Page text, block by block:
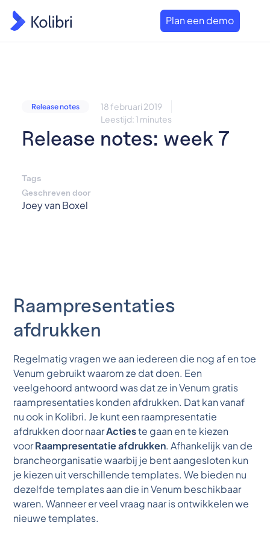
Plan een demo
Release notes
18 februari 2019
Leestijd: 1 minutes
Release notes: week 7
Tags
Geschreven door
Joey van Boxel
Raampresentaties
afdrukken
Regelmatig vragen we aan iedereen die nog af en toe
Venum gebruikt waarom ze dat doen. Een
veelgehoord antwoord was dat ze in Venum gratis
raampresentaties konden afdrukken. Dat kan vanaf
nu ook in Kolibri. Je kunt een raampresentatie
afdrukken door naarActieste gaan en te kiezen
voorRaampresentatie afdrukken. Afhankelijk van de
brancheorganisatie waarbij je bent aangesloten kun
je kiezen uit verschillende templates. We bieden nu
dezelfde templates aan die in Venum beschikbaar
waren. Wanneer er veel vraag naar is ontwikkelen we
nieuwe templates.